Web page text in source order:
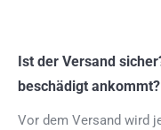
Ist der Versand
beschädigt ankommt?
Vor dem Versand wird